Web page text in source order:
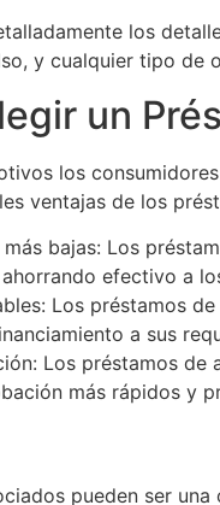
los
y cualquier tipo de
un
los
ventajas de los
más bajas: Los
efectivo a
Los préstamos
a sus
Los préstamos
más rápidos y
pueden ser